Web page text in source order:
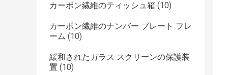
カーボン繊維のティッシュ箱 (10)
カーボン繊維のナンバー プレート フレ
ーム (10)
緩和されたガラス スクリーンの保護装
置 (10)